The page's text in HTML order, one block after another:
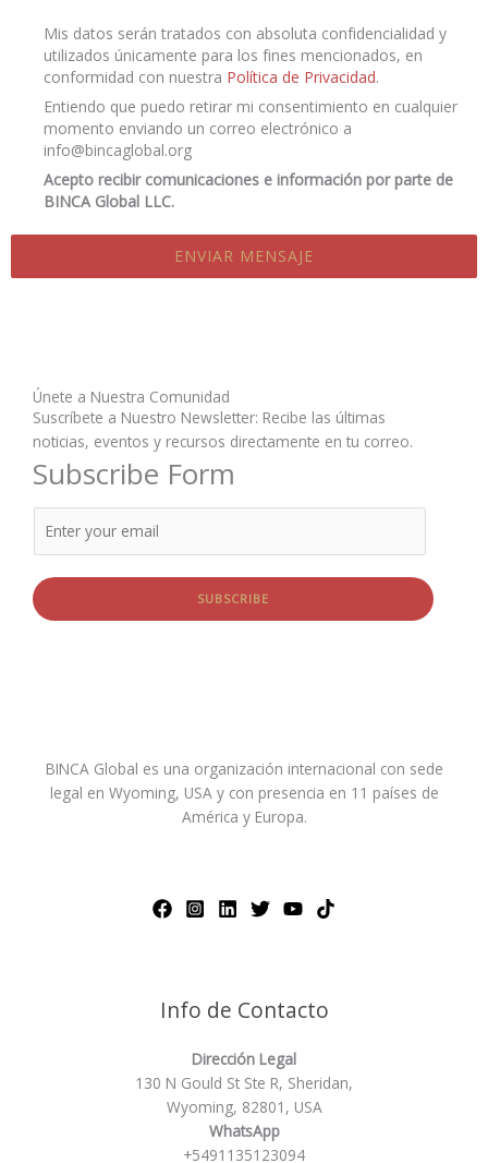
Mis datos serán tratados con absoluta confidencialidad y
utilizados únicamente para los fines mencionados, en
conformidad con nuestra Política de Privacidad.
Entiendo que puedo retirar mi consentimiento en cualquier
momento enviando un correo electrónico a
info@bincaglobal.org
Acepto recibir comunicaciones e información por parte de
BINCA Global LLC.
ENVIAR MENSAJE
Únete a Nuestra Comunidad
Suscríbete a Nuestro Newsletter: Recibe las últimas
noticias, eventos y recursos directamente en tu correo.
Subscribe Form
SUBSCRIBE
BINCA Global es una organización internacional con sede
legal en Wyoming, USA y con presencia en 11 países de
América y Europa.
Info de Contacto
Dirección Legal
130 N Gould St Ste R, Sheridan,
Wyoming, 82801, USA
WhatsApp
+5491135123094